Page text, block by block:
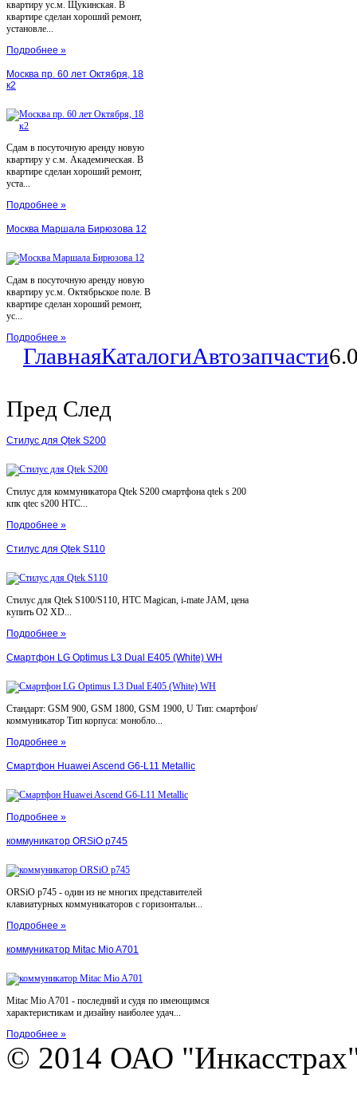
квартиру ус.м. Щукинская. В
квартире сделан хороший ремонт,
установле...
Подробнее »
Москва пр. 60 лет Октября, 18
к2
Сдам в посуточную аренду новую
квартиру у с.м. Академическая. В
квартире сделан хороший ремонт,
уста...
Подробнее »
Москва Маршала Бирюзова 12
Сдам в посуточную аренду новую
квартиру ус.м. Октябрьское поле. В
квартире сделан хороший ремонт,
ус...
Подробнее »
ГлавнаяКаталогиАвтозапчасти
Пред След
Стилус для Qtek S200
Стилус для коммуникатора Qtek S200 смартфона qtek s 200
кпк qtec s200 HTC...
Подробнее »
Стилус для Qtek S110
Стилус для Qtek S100/S110, HTC Magican, i-mate JAM, цена
купить O2 XD...
Подробнее »
Смартфон LG Optimus L3 Dual E405 (White) WH
Стандарт: GSM 900, GSM 1800, GSM 1900, U Тип: смартфон/
коммуникатор Тип корпуса: монобло...
Подробнее »
Смартфон Huawei Ascend G6-L11 Metallic
Подробнее »
коммуникатор ORSiO p745
ORSiO p745 - один из не многих представителей
клавиатурных коммуникаторов с горизонтальн...
Подробнее »
коммуникатор Mitac Mio A701
Mitac Mio A701 - последний и судя по имеющимся
характеристикам и дизайну наиболее удач...
Подробнее »
© 2014 ОАО